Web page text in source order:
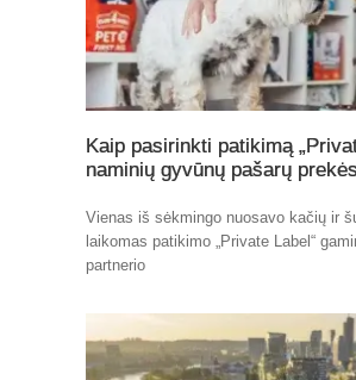
Kaip pasirinkti patikimą
naminių gyvūnų pašarų
Vienas iš sėkmingo nuosavo kačių ir
laikomas patikimo „Private Label“
partnerio